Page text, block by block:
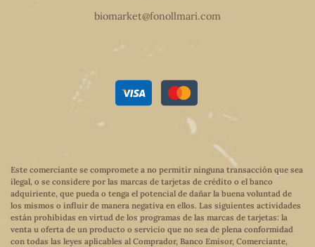
biomarket@fonollmari.com
Este comerciante se compromete a no permitir ninguna transacción que sea
ilegal, o se considere por las marcas de tarjetas de crédito o el banco
adquiriente, que pueda o tenga el potencial de dañar la buena voluntad de
los mismos o influir de manera negativa en ellos. Las siguientes actividades
están prohibidas en virtud de los programas de las marcas de tarjetas: la
venta u oferta de un producto o servicio que no sea de plena conformidad
con todas las leyes aplicables al Comprador, Banco Emisor, Comerciante,